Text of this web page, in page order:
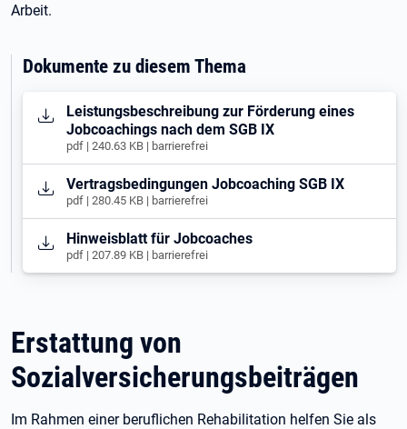
Arbeit.
Dokumente zu diesem Thema
Öffnet in neuem Tab
Leistungsbeschreibung zur Förderung eines
Jobcoachings nach dem SGB IX
pdf | 240.63 KB | barrierefrei
Öffnet in neuem Tab
Vertragsbedingungen Jobcoaching SGB IX
pdf | 280.45 KB | barrierefrei
Öffnet in neuem Tab
Hinweisblatt für Jobcoaches
pdf | 207.89 KB | barrierefrei
Erstattung von
Sozialversicherungsbeiträgen
Im Rahmen einer beruflichen Rehabilitation helfen Sie als